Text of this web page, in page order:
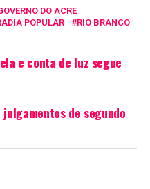
DO ACRE
POPULAR RIO BRANCO
e conta de luz segue
julgamentos de segundo